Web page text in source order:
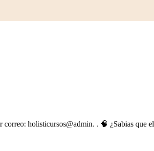
holisticursos@admin. . 🧠 ¿Sabias que